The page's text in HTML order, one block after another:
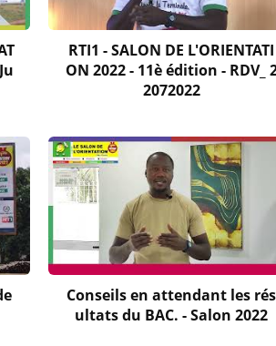
RTI1 - SALON DE L'ORIENTATI
ON 2022 - 11è édition - RDV_
2072022
Conseils en attendant les rés
ultats du BAC. - Salon 2022